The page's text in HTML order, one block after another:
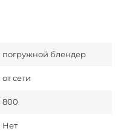
погружной блендер
от сети
800
Нет